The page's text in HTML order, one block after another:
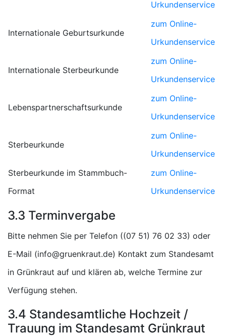
Urkundenservice
Internationale Geburtsurkunde
zum Online-
Urkundenservice
Internationale Sterbeurkunde
zum Online-
Urkundenservice
Lebenspartnerschaftsurkunde
zum Online-
Urkundenservice
Sterbeurkunde
zum Online-
Urkundenservice
Sterbeurkunde im Stammbuch-
Format
zum Online-
Urkundenservice
3.3 Terminvergabe
Bitte nehmen Sie per Telefon (
) oder
E-Mail (
) Kontakt zum Standesamt
in Grünkraut auf und klären ab, welche Termine zur
Verfügung stehen.
3.4 Standesamtliche Hochzeit /
Trauung im Standesamt Grünkraut